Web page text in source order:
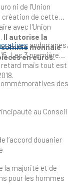
ni de l'Union
création de cette
avec l'Union
Il autorise la
comme monnaie
en euros.
andorranes,
Les 3 premières
retard mais tout est
des
au Conseil
l’accord douanier
la majorité et de
pour les hommes